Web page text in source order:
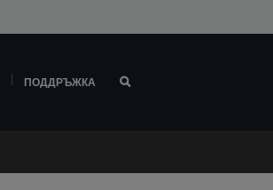
ПОДДРЪЖКА